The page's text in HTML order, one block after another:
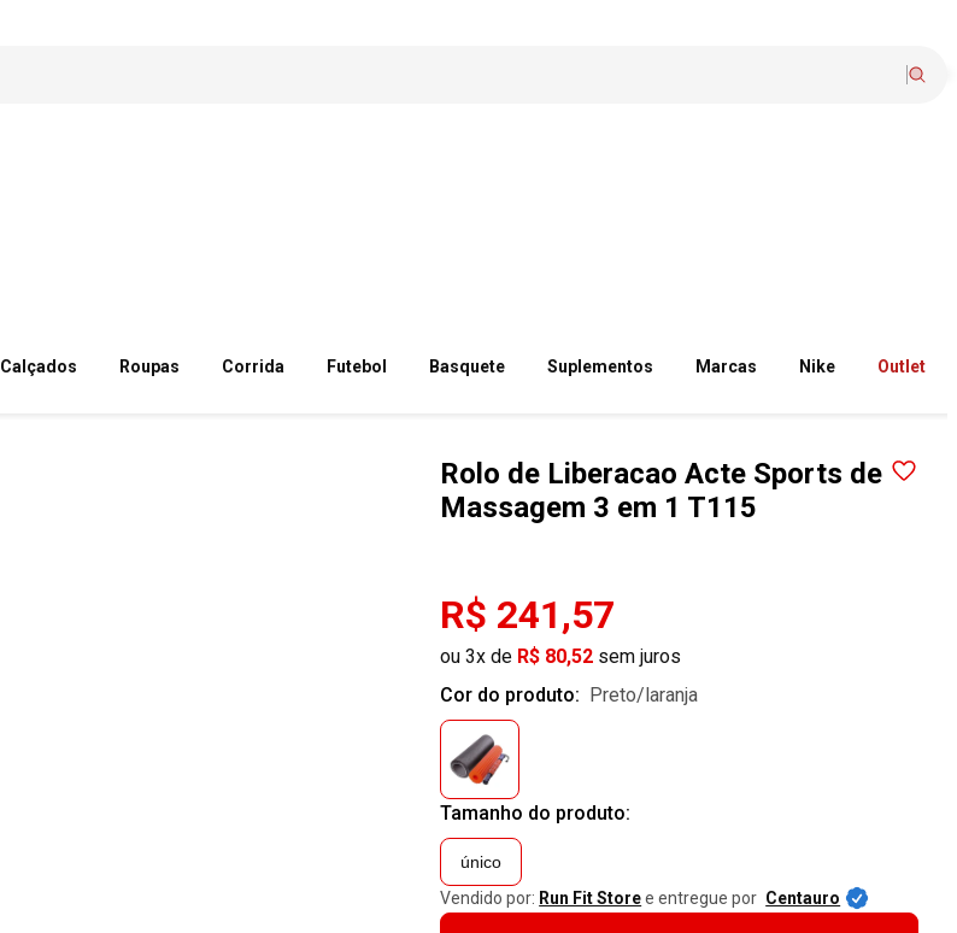
Calçados Roupas Corrida Futebol Basquete Suplementos Marcas Nike Outlet
Rolo de Liberacao Acte Sports de
Massagem 3 em 1 T115
R$ 241,57
ou 3x de R$ 80,52 sem juros
Cor do produto:
preto/laranja
Tamanho do produto:
único
Vendido por: Run Fit Storee entregue por Centauro